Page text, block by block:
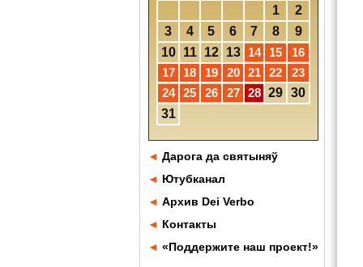
1
2
3
4 5 6 7 8
9
10
11 12 13 14 15
16
17
18 19 20 21 22
23
24
25 26 27 28 29 30
31
◄ Дарога да святыняў
◄ Ютубканал
◄ Архив Dei Verbo
◄ Контакты
◄ «Поддержите наш проект!»